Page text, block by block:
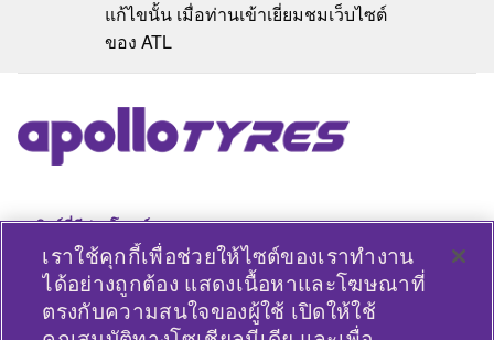
แก้ไขนั้น เมื่อท่านเข้าเยี่ยมชมเว็บไซต์
ของ ATL
ลิงค์ที่มีประโยชน์
ประเภทยานพาหนะ
นโยบาย
เราใช้คุกกี้เพื่อช่วยให้ไซต์ของเราทำงาน
ได้อย่างถูกต้อง แสดงเนื้อหาและโฆษณาที่
ตรงกับความสนใจของผู้ใช้ เปิดให้ใช้